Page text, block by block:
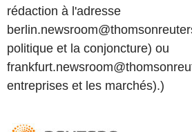
rédaction à l'adresse
politique et la conjoncture) ou
entreprises et les marchés).)